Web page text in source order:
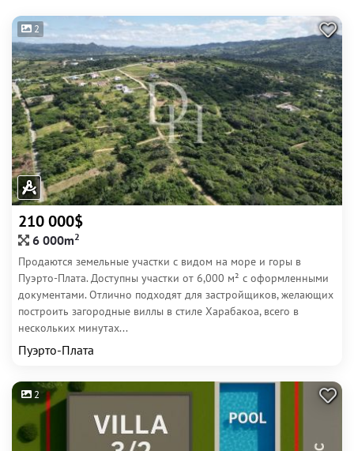
2
210 000$
6 000m2
Продаются земельные участки с видом на море и горы в
Пуэрто-Плата. Доступны участки от 6,000 м² с оформленными
документами. Отлично подходят для застройщиков, желающих
построить загородные виллы в стиле Харабакоа, всего в
нескольких минутах...
Пуэрто-Плата
2